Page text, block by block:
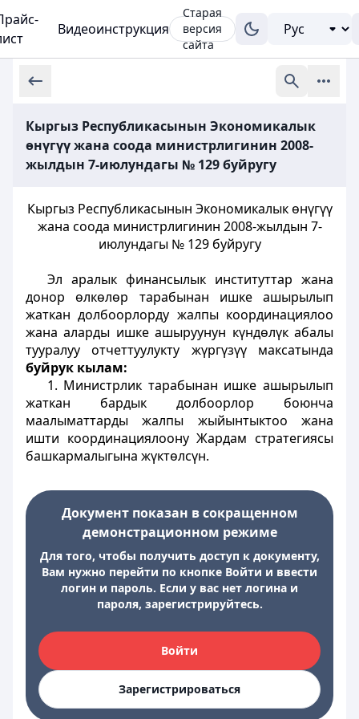
Видеоинструкция
Старая
версия
сайта
Кыргыз Республикасынын Экономикалык
өнүгүү жана соода министрлигинин 2008-
жылдын 7-июлундагы № 129 буйругу
Кыргыз Республикасынын Экономикалык өнүгүү
жана соода министрлигинин 2008-жылдын 7-
июлундагы № 129 буйругу
Эл аралык финансылык институттар жана
донор өлкөлөр тарабынан ишке ашырылып
жаткан долбоорлорду жалпы координациялоо
жана аларды ишке ашыруунун күндөлүк абалы
тууралуу отчеттуулукту жүргүзүү максатында
буйрук кылам:
1. Министрлик тарабынан ишке ашырылып
жаткан бардык долбоорлор боюнча
маалыматтарды жалпы жыйынтыктоо жана
ишти координациялоону Жардам стратегиясы
башкармалыгына жүктөлсүн.
Документ показан в сокращенном
демонстрационном режиме
Для того, чтобы получить доступ к документу,
Вам нужно перейти по кнопке Войти и ввести
логин и пароль. Если у вас нет логина и
пароля, зарегистрируйтесь.
Войти
Зарегистрироваться